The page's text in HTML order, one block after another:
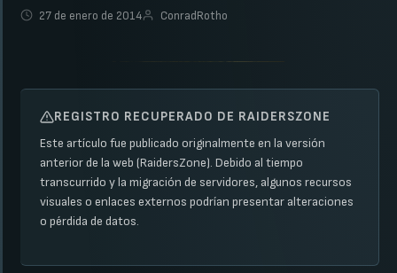
27 de enero de 2014 ConradRotho
REGISTRO RECUPERADO DE RAIDERSZONE
Este artículo fue publicado originalmente en la versión
anterior de la web (RaidersZone). Debido al tiempo
transcurrido y la migración de servidores, algunos recursos
visuales o enlaces externos podrían presentar alteraciones
o pérdida de datos.